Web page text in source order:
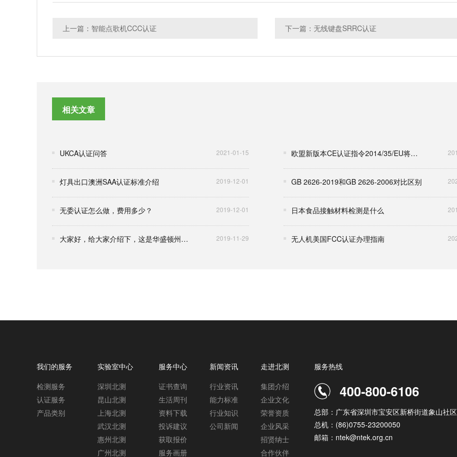
上一篇：智能点歌机CCC认证 下一篇：无线键盘SRRC认证
相关文章
UKCA认证问答 2021-01-15 欧盟新版本CE认证指令2014/35/EU将于2016年4月20日起执行
灯具出口澳洲SAA认证标准介绍 2019-12-01 GB 2626-2019和GB 2626-2006对比区别
无委认证怎么做，费用多少？ 2019-12-01 日本食品接触材料检测是什么
大家好，给大家介绍下，这是华盛顿州CHCC清单新增物质 2019-11-29 无人机美国FCC认证办理指南
我们的服务
检测服务
认证服务
产品类别
实验室中心
深圳北测
昆山北测
上海北测
武汉北测
惠州北测
广州北测
服务中心
证书查询
生活周刊
资料下载
投诉建议
获取报价
服务画册
新闻资讯
行业资讯
能力标准
行业知识
公司新闻
走进北测
集团介绍
企业文化
荣誉资质
企业风采
招贤纳士
合作伙伴
服务热线
400-800-6106
总部：广东省深圳市宝安区新桥街道象山社
总机：(86)0755-23200050
邮箱：ntek@ntek.org.cn